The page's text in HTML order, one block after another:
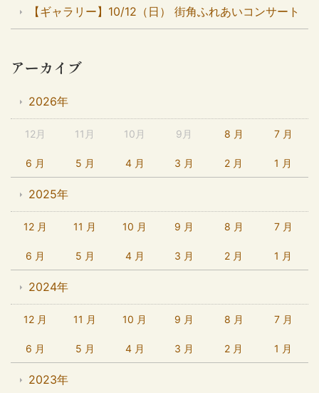
【ギャラリー】10/12（日） 街角ふれあいコンサート
アーカイブ
2026年
12月 11月 10月 9月 8 月 7 月
6 月 5 月 4 月 3 月 2 月 1 月
2025年
12 月 11 月 10 月 9 月 8 月 7 月
6 月 5 月 4 月 3 月 2 月 1 月
2024年
12 月 11 月 10 月 9 月 8 月 7 月
6 月 5 月 4 月 3 月 2 月 1 月
2023年